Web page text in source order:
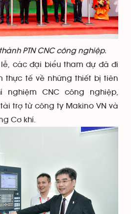
PTN CNC công nghiệp.
các đại biểu tham dự đã đi
thực tế về những thiết bị tiên
CNC công nghiệp,
trợ từ công ty Makino VN và
Cơ khí.